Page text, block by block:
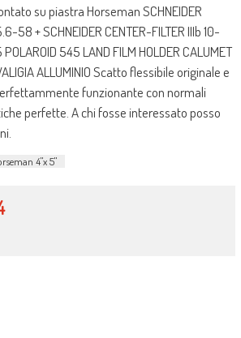
su piastra Horseman SCHNEIDER
58 + SCHNEIDER CENTER-FILTER IIIb 10-
545 LAND FILM HOLDER CALUMET
ALLUMINIO Scatto flessibile originale e
funzionante con normali
perfette. A chi fosse interessato posso
4"x 5"